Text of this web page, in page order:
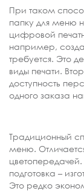
При таком
папку для
цифровой
например,
требуется. Это
виды печати.
доступность
одного заказа
Традиционный
меню.
подготовка –
Это редко